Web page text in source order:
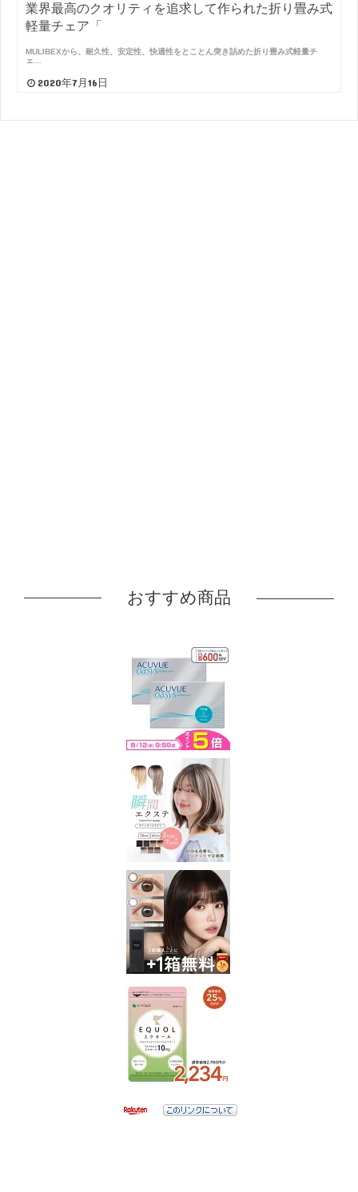
業界最高のクオリティを追求して作られた折り畳み式
軽量チェア「
MULIBEXから、耐久性、安定性、快適性をとことん突き詰めた折り畳み式軽量チ
ェ…
2020年7月16日
おすすめ商品